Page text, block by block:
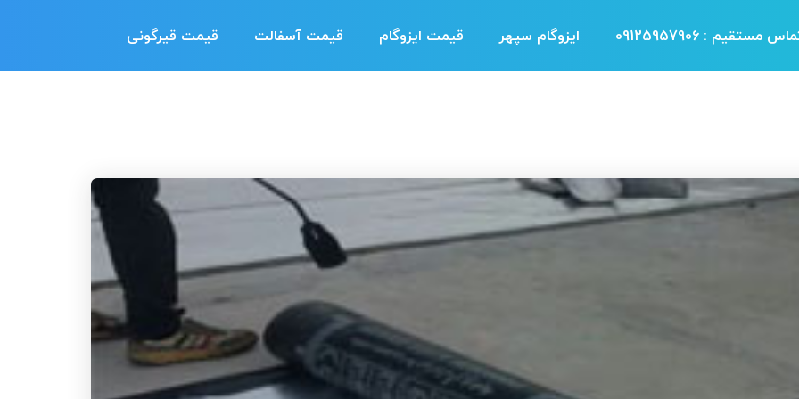
مستقیم : 09125957906 ایزوگام سپهر قیمت ایزوگام قیمت آسفالت قیمت قیرگونی